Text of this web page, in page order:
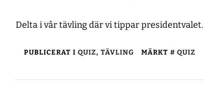
Delta i vår tävling där vi tippar presidentvalet.
PUBLICERAT I QUIZ, TÄVLING MÄRKT QUIZ